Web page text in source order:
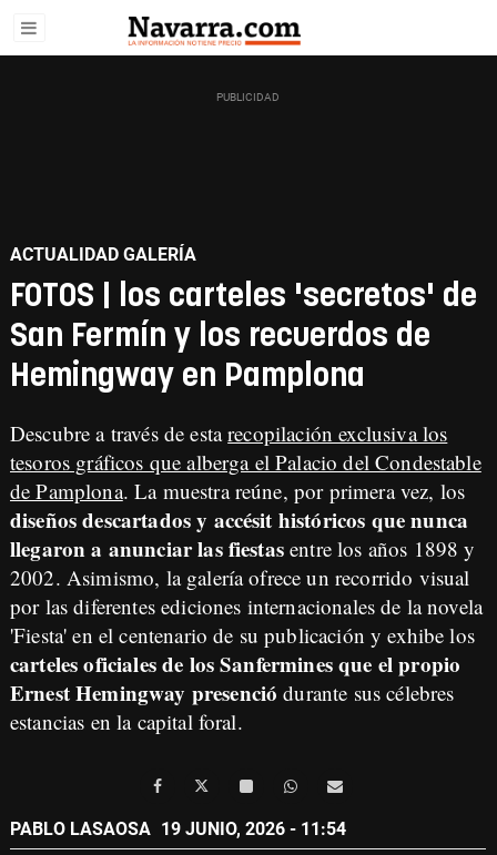
ACTUALIDAD GALERÍA
FOTOS | los carteles 'secretos' de
San Fermín y los recuerdos de
Hemingway en Pamplona
Descubre a través de estarecopilación exclusiva los
tesoros gráficos que alberga el Palacio del Condestable
de Pamplona. La muestra reúne, por primera vez, los
diseños descartados y accésit históricos que nunca
llegaron a anunciar las fiestasentre los años 1898 y
2002. Asimismo, la galería ofrece un recorrido visual
por las diferentes ediciones internacionales de la novela
'Fiesta' en el centenario de su publicación y exhibe los
carteles oficiales de los Sanfermines que el propio
Ernest Hemingway presenció durante sus célebres
estancias en la capital foral.
PABLO LASAOSA 19 JUNIO, 2026 - 11:54